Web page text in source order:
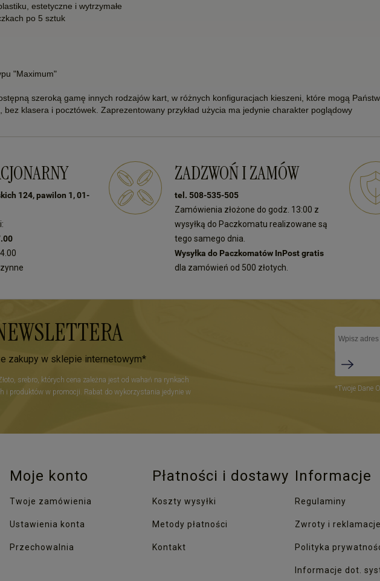
estetyczne i wytrzymałe
po 5 sztuk
"Maximum"
szeroką gamę innych rodzajów kart, w różnych konfiguracjach kieszeni, które mogą
bez klasera i pocztówek. Zaprezentowany przykład użycia ma jedynie charakter poglądowy
124, pawilon 1, 01-
ZADZWOŃ I ZAMÓW
tel. 508-535-505
Zamówienia złożone do godz. 13:00 z
wysyłką do Paczkomatu realizowane są
tego samego dnia.
Wysyłka do Paczkomatów InPost gratis
dla zamówień od 500 złotych.
zakupy w sklepie internetowym*
srebro, których cena zależna jest od wahań na rynkach
i produktów w promocji. Rabat do wykorzystania jedynie w
*Twoje Dane
Moje konto
Twoje zamówienia
Ustawienia konta
Przechowalnia
Płatności i dostawy
Koszty wysyłki
Metody płatności
Kontakt
Informacje
Regulaminy
Zwroty i reklamacje
Polityka
Informacje dot.